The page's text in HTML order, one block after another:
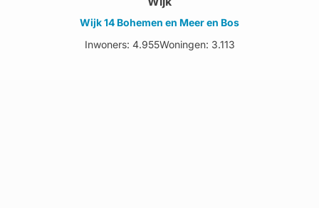
Wijk 14 Bohemen en Meer en Bos
Inwoners: 4.955Woningen: 3.113